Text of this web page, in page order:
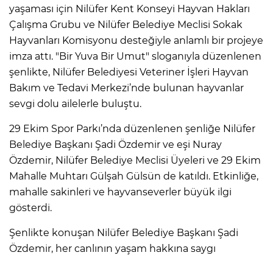
yaşaması için Nilüfer Kent Konseyi Hayvan Hakları
Çalışma Grubu ve Nilüfer Belediye Meclisi Sokak
Hayvanları Komisyonu desteğiyle anlamlı bir projeye
imza attı. "Bir Yuva Bir Umut" sloganıyla düzenlenen
şenlikte, Nilüfer Belediyesi Veteriner İşleri Hayvan
Bakım ve Tedavi Merkezi’nde bulunan hayvanlar
sevgi dolu ailelerle buluştu.
29 Ekim Spor Parkı’nda düzenlenen şenliğe Nilüfer
Belediye Başkanı Şadi Özdemir ve eşi Nuray
Özdemir, Nilüfer Belediye Meclisi Üyeleri ve 29 Ekim
Mahalle Muhtarı Gülşah Gülsün de katıldı. Etkinliğe,
mahalle sakinleri ve hayvanseverler büyük ilgi
gösterdi.
Şenlikte konuşan Nilüfer Belediye Başkanı Şadi
Özdemir, her canlının yaşam hakkına saygı